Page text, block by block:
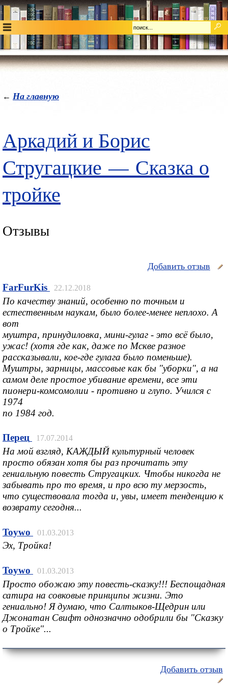
← На главную
Аркадий и Борис
Стругацкие — Сказка о
тройке
Отзывы
Добавить отзыв
FarFurKis 22.12.2018
По качеству знаний, особенно по точным и
естественным наукам, было более-менее неплохо. А
вот
муштра, принудиловка, мини-гулаг - это всё было,
ужас! (хотя где как, даже по Мскве разное
рассказывали, кое-где гулага было поменьше).
Муштры, зарницы, массовые как бы "уборки", а на
самом деле простое убивание времени, все эти
пионери-комсомолии - противно и глупо. Учился с
1974
по 1984 год.
Перец 17.07.2014
На мой взгляд, КАЖДЫЙ культурный человек
просто обязан хотя бы раз прочитать эту
гениальную повесть Стругацких. Чтобы никогда не
забывать про то время, и про всю ту мерзость,
что существовала тогда и, увы, имеет тенденцию к
возврату сегодня...
Toywo 01.03.2013
Эх, Тройка!
Toywo 01.03.2013
Просто обожаю эту повесть-сказку!!! Беспощадная
сатира на совковые принципы жизни. Это
гениально! Я думаю, что Салтыков-Щедрин или
Джонатан Свифт однозначно одобрили бы "Сказку
о Тройке"...
Добавить отзыв